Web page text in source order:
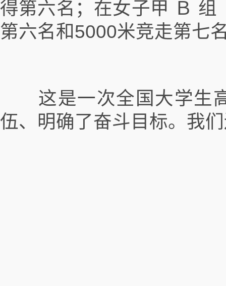
得第六名；在女子甲 Ｂ
第六名和5000米竞走第
这是一次全国大学生
伍、明确了奋斗目标。我